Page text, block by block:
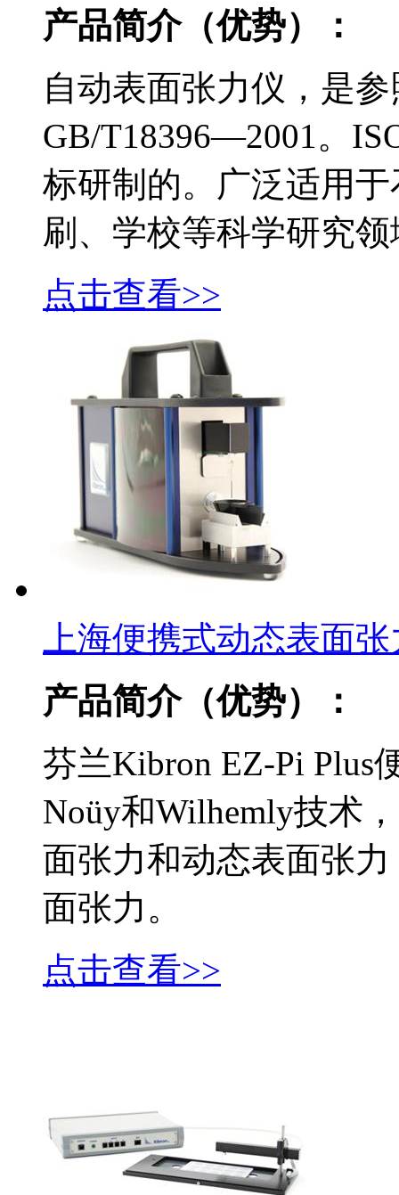
产品简介（优势）：
自动表面张力仪，是
GB/T18396—2001。
标研制的。广泛适用
刷、学校等科学研究领
点击查看>>
上海便携式动态表面
产品简介（优势）：
芬兰Kibron EZ-Pi Plus
Noüy和Wilhemly技术
面张力和动态表面张
面张力。
点击查看>>